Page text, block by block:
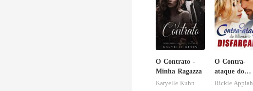
O Contrato -
Minha Ragazza
Karyelle Kuhn
O Contra-
ataque do
Bilionário
Rickie Appiah